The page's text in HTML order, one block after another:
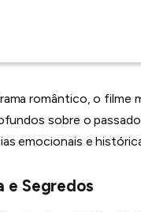
romântico, o filme
sobre o
emocionais e
e Segredos